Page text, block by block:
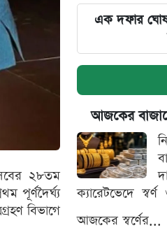
২৮তম
পূর্ণদৈর্ঘ্য
বিভাগে
এক দফার
আজকের
ক্যারেটভেদে
আজকের স্বর্ণের...